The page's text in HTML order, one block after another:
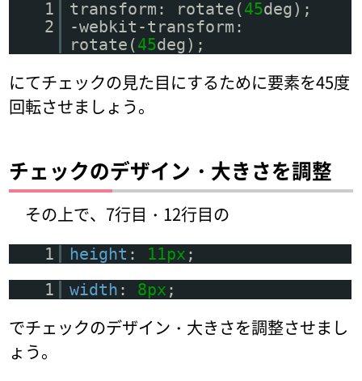
1 transform: rotate(45deg);
2
-webkit-transform:
rotate(45deg);
にてチェックの見た目にするために要素を45度
回転させましょう。
チェックのデザイン・大きさを調整
その上で、7行目・12行目の
1 height : 11px ;
1
width : 8px ;
でチェックのデザイン・大きさを調整させまし
ょう。